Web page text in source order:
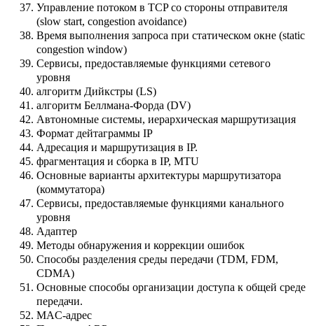
Управление потоком в TCP со стороны отправителя
(slow start, congestion avoidance)
Время выполнения запроса при статическом окне (static
congestion window)
Сервисы, предоставляемые функциями сетевого
уровня
алгоритм Дийкстры (LS)
алгоритм Беллмана-Форда (DV)
Автономные системы, иерархическая маршрутизация
Формат дейтаграммы IP
Адресация и маршрутизация в IP.
фрагментация и сборка в IP, MTU
Основные варианты архитектуры маршрутизатора
(коммутатора)
Сервисы, предоставляемые функциями канального
уровня
Адаптер
Методы обнаружения и коррекции ошибок
Способы разделения среды передачи (TDM, FDM,
CDMA)
Основные способы организации доступа к общей среде
передачи.
MAC-адрес